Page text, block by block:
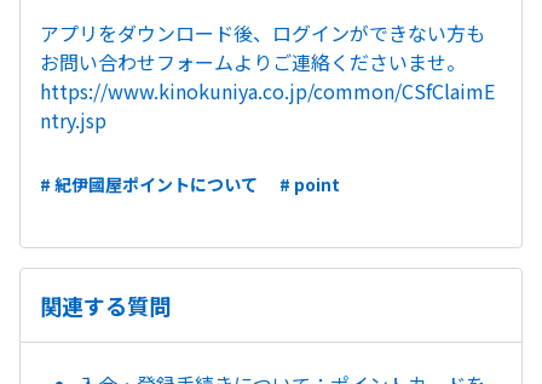
アプリをダウンロード後、ログインができない方も
お問い合わせフォームよりご連絡くださいませ。
https://www.kinokuniya.co.jp/common/CSfClaimE
ntry.jsp
# 紀伊國屋ポイントについて # point
関連する質問